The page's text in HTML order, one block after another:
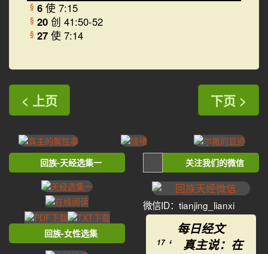
§ 6 使 7:15
§ 20 创 41:50-52
§ 27 使 7:14
< 上页 下页 >
回族-天经选集一
回族-女性选集
关注我们的微信
微信ID：tianjing_lianxi
每日经文
17 ‘ 真主说：在